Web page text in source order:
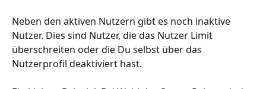
Neben den aktiven Nutzern gibt es noch inaktive
Nutzer. Dies sind Nutzer, die das Nutzer Limit
überschreiten oder die Du selbst über das
Nutzerprofil deaktiviert hast.